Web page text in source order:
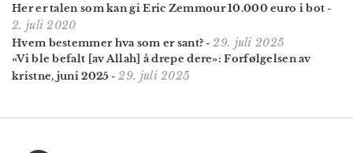
Her er talen som kan gi Eric Zemmour 10.000 euro i bot -
2. juli 2020
Hvem bestemmer hva som er sant? -29. juli 2025
«Vi ble befalt [av Allah] å drepe dere»: Forfølgelsen av
kristne, juni 2025 -29. juli 2025